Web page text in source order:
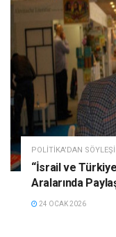
POLITIKA'DAN SÖYLEŞI
“İsrail ve Türkiye
Aralarında
24 OCAK 2026